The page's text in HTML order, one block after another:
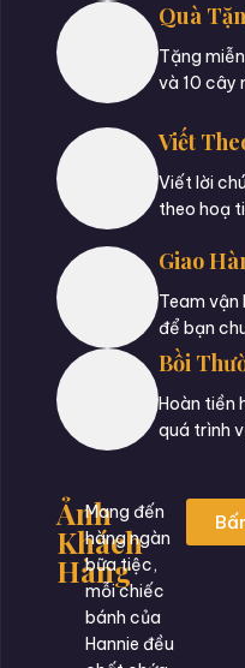
Quà
Tặng
và 10 cây
Viết
Viết lời
theo hoạ
Giao
Team vận
để bạn
Bồi
Hoàn tiền
quá trình
Ảnh
Khách
Hàng
Mang đến
hàng ngàn
bữa tiệc,
mỗi chiếc
bánh của
Hannie đều